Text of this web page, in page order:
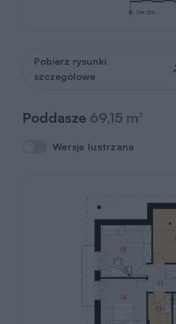
Pobierz rysunki
szczegółowe
Poddasze 69,15 m 2
Wersja lustrzana
Wersja lustrzana